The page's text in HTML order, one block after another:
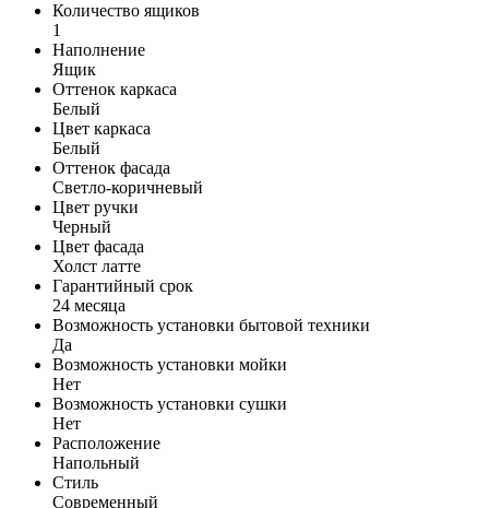
Количество ящиков
1
Наполнение
Ящик
Оттенок каркаса
Белый
Цвет каркаса
Белый
Оттенок фасада
Светло-коричневый
Цвет ручки
Черный
Цвет фасада
Холст латте
Гарантийный срок
24 месяца
Возможность установки бытовой техники
Да
Возможность установки мойки
Нет
Возможность установки сушки
Нет
Расположение
Напольный
Стиль
Современный